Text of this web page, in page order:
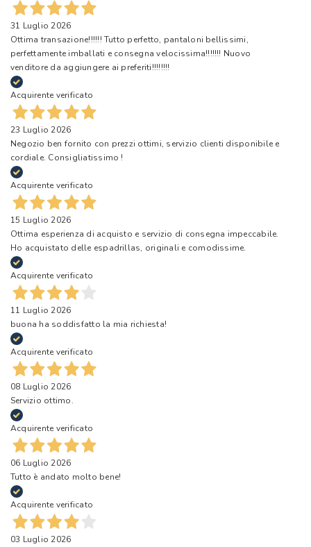
31 Luglio 2026
Ottima transazione!!!!!! Tutto perfetto, pantaloni bellissimi,
perfettamente imballati e consegna velocissima!!!!!!! Nuovo
venditore da aggiungere ai preferiti!!!!!!!!
Acquirente verificato
23 Luglio 2026
Negozio ben fornito con prezzi ottimi, servizio clienti disponibile e
cordiale. Consigliatissimo !
Acquirente verificato
15 Luglio 2026
Ottima esperienza di acquisto e servizio di consegna impeccabile.
Ho acquistato delle espadrillas, originali e comodissime.
Acquirente verificato
11 Luglio 2026
buona ha soddisfatto la mia richiesta!
Acquirente verificato
08 Luglio 2026
Servizio ottimo.
Acquirente verificato
06 Luglio 2026
Tutto è andato molto bene!
Acquirente verificato
03 Luglio 2026